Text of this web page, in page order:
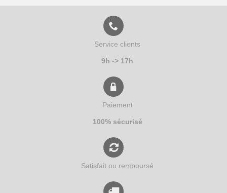
Service clients
9h -> 17h
Paiement
100% sécurisé
Satisfait ou remboursé